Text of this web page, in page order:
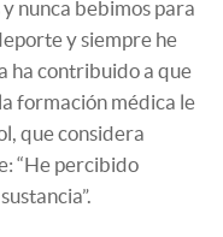
nunca bebimos para
y siempre he
ha contribuido a que
formación médica le
que considera
“He percibido